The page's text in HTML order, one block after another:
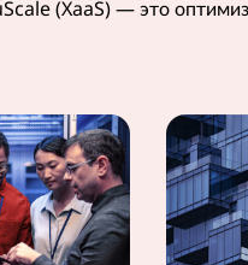
(XaaS) — это